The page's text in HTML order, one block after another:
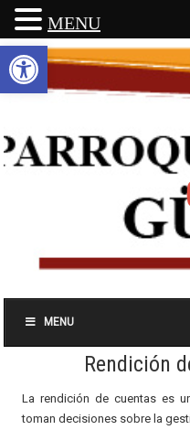
Abrir barra de herramientas
MENU
Rendición
La rendición de cuentas es
toman decisiones sobre la
MENU